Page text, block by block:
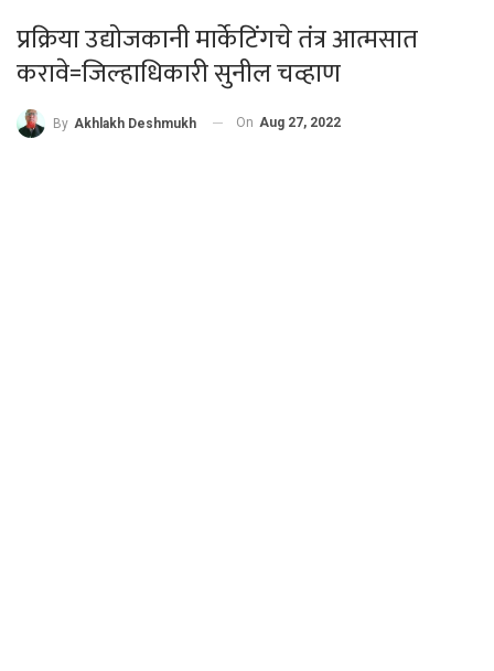
प्रक्रिया उद्योजकानी मार्केटिंगचे तंत्र आत्मसात
करावे=जिल्हाधिकारी सुनील चव्हाण
By Akhlakh Deshmukh On Aug 27, 2022